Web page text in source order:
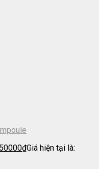
₫Giá hiện tại là: